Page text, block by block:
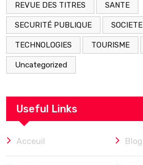
REVUE DES TITRES SANTE
SECURITÉ PUBLIQUE SOCIETE
TECHNOLOGIES TOURISME
Uncategorized
Useful Links
Acceuil Blog